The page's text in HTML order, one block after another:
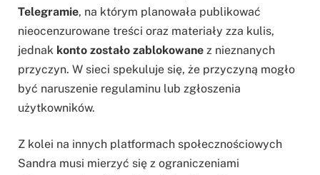
Telegramie, na którym planowała publikować
nieocenzurowane treści oraz materiały zza kulis,
jednak konto zostało zablokowane z nieznanych
przyczyn. W sieci spekuluje się, że przyczyną mogło
być naruszenie regulaminu lub zgłoszenia
użytkowników.
Z kolei na innych platformach społecznościowych
Sandra musi mierzyć się z ograniczeniami